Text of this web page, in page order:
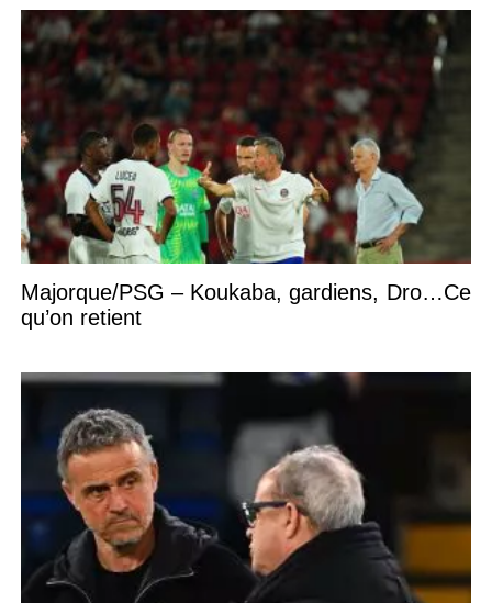
Majorque/PSG – Koukaba, gardiens, Dro…Ce
qu’on retient